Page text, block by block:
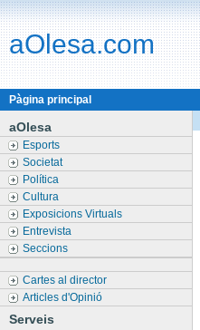
aOlesa.com
Pàgina principal
aOlesa
Esports
Societat
Política
Cultura
Exposicions Virtuals
Entrevista
Seccions
Cartes al director
Articles d'Opinió
Serveis